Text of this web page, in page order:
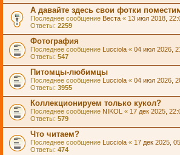
А давайте здесь свои фотки
Последнее сообщение Веста « 13 июл 2018,
Ответы: 2259
Фотография
Последнее сообщение Lucciola « 04 июл 2026,
Ответы: 547
Питомцы-любимцы
Последнее сообщение Lucciola « 04 июл 2026,
Ответы: 3955
Коллекционируем только кукол?
Последнее сообщение NIKOL « 17 дек 2025,
Ответы: 579
Что читаем?
Последнее сообщение Lucciola « 17 дек 2025,
Ответы: 474